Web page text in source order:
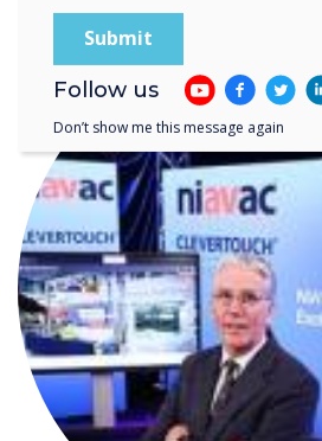
Follow us
Don’t show me this message again